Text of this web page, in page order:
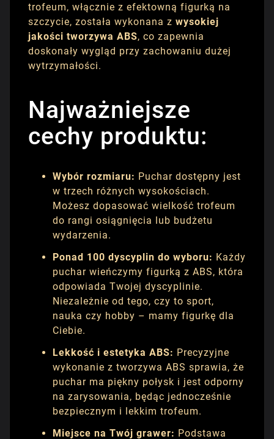
trofeum, włącznie z efektowną figurką na
szczycie, została wykonana z wysokiej
jakości tworzywa ABS, co zapewnia
doskonały wygląd przy zachowaniu dużej
wytrzymałości.
Najważniejsze
cechy produktu:
Wybór rozmiaru: Puchar dostępny jest
w trzech różnych wysokościach.
Możesz dopasować wielkość trofeum
do rangi osiągnięcia lub budżetu
wydarzenia.
Ponad 100 dyscyplin do wyboru: Każdy
puchar wieńczymy figurką z ABS, która
odpowiada Twojej dyscyplinie.
Niezależnie od tego, czy to sport,
nauka czy hobby – mamy figurkę dla
Ciebie.
Lekkość i estetyka ABS: Precyzyjne
wykonanie z tworzywa ABS sprawia, że
puchar ma piękny połysk i jest odporny
na zarysowania, będąc jednocześnie
bezpiecznym i lekkim trofeum.
Miejsce na Twój grawer: Podstawa